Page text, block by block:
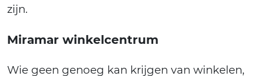
zijn.
Miramar winkelcentrum
Wie geen genoeg kan krijgen van winkelen,